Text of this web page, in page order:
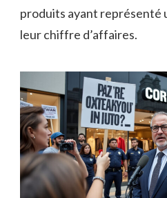
produits ayant représenté
leur chiffre d’affaires.